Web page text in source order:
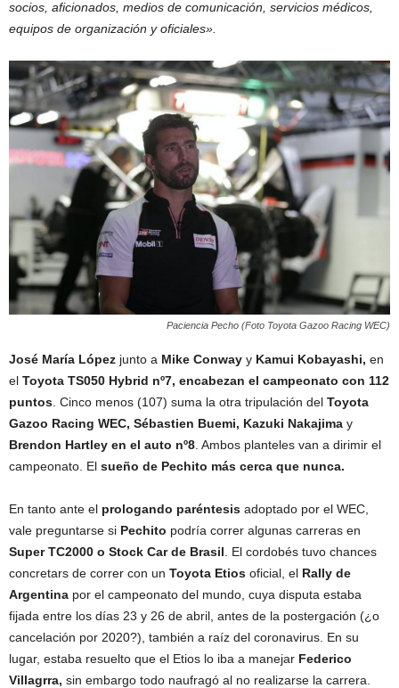
socios, aficionados, medios de comunicación, servicios médicos,
equipos de organización y oficiales».
Paciencia Pecho (Foto Toyota Gazoo Racing WEC)
José María López junto a Mike Conway y Kamui Kobayashi, en
el Toyota TS050 Hybrid nº7, encabezan el campeonato con 112
puntos . Cinco menos (107) suma la otra tripulación del Toyota
Gazoo Racing WEC, Sébastien Buemi, Kazuki Nakajima y
Brendon Hartley en el auto nº8 . Ambos planteles van a dirimir el
campeonato. El sueño de Pechito más cerca que nunca.
En tanto ante el prologando paréntesis adoptado por el WEC,
vale preguntarse si Pechito podría correr algunas carreras en
Super TC2000 o Stock Car de Brasil . El cordobés tuvo chances
concretars de correr con un Toyota Etios oficial, el Rally de
Argentina por el campeonato del mundo, cuya disputa estaba
fijada entre los días 23 y 26 de abril, antes de la postergación (¿o
cancelación por 2020?), también a raíz del coronavirus. En su
lugar, estaba resuelto que el Etios lo iba a manejar Federico
Villagrra, sin embargo todo naufragó al no realizarse la carrera.